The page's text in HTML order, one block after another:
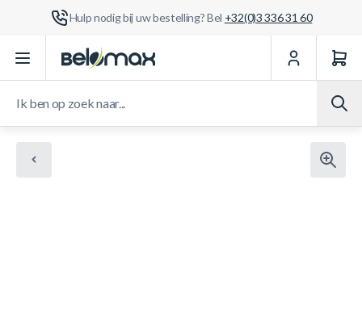
Hulp nodig bij uw bestelling? Bel +32(0)3 336 31 60
Ga naar de inhoud